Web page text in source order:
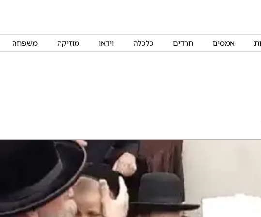
אמסים חרדים כלכלה וידאו מוזיקה משפחה